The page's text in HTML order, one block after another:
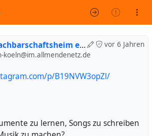
vor 6 Jahren
e. V. (inoffiziell)
koeln@im.allmendenetz.de
p/B19NVW3opZl/
zu lernen, Songs zu schreiben